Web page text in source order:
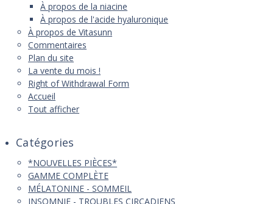
À propos de la niacine
À propos de l'acide hyaluronique
À propos de Vitasunn
Commentaires
Plan du site
La vente du mois !
Right of Withdrawal Form
Accueil
Tout afficher
Catégories
*NOUVELLES PIÈCES*
GAMME COMPLÈTE
MÉLATONINE - SOMMEIL
INSOMNIE - TROUBLES CIRCADIENS